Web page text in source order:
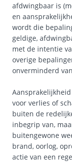
afdwingbaar is
en
wordt die
geldige,
met de intentie
overige
onverminderd
voor verlies of
buiten de
inbegrip van,
buitengewone
brand, oorlog,
actie van een